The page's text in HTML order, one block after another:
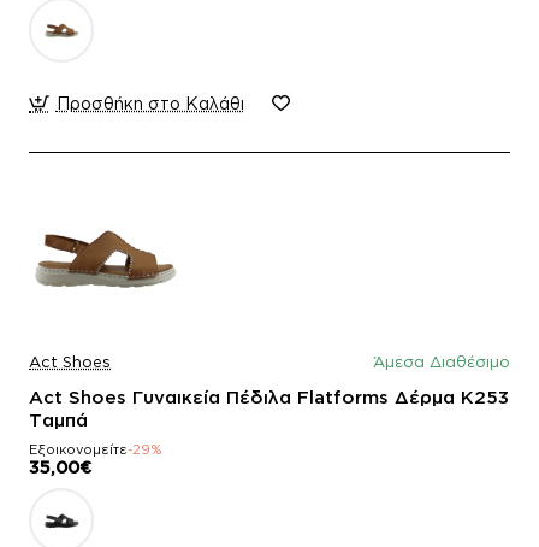
Προσθήκη στο Καλάθι
Act Shoes Άμεσα Διαθέσιμο
Act Shoes Γυναικεία Πέδιλα Flatforms Δέρμα K253
Ταμπά
Εξοικονομείτε-29%
35,00€